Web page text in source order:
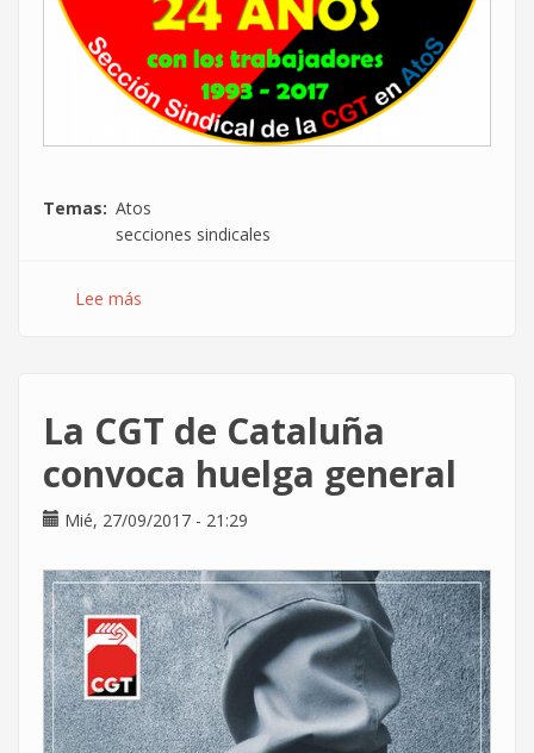
Temas
Atos
secciones sindicales
Lee más
y
tenemos
La CGT de Cataluña
convoca huelga general
Mié, 27/09/2017 - 21:29